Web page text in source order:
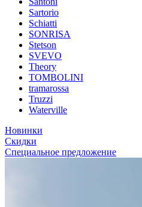
Sartorio
Schiatti
SONRISA
Stetson
SVEVO
Theory
TOMBOLINI
tramarossa
Truzzi
Waterville
Новинки
Скидки
Специальное предложение